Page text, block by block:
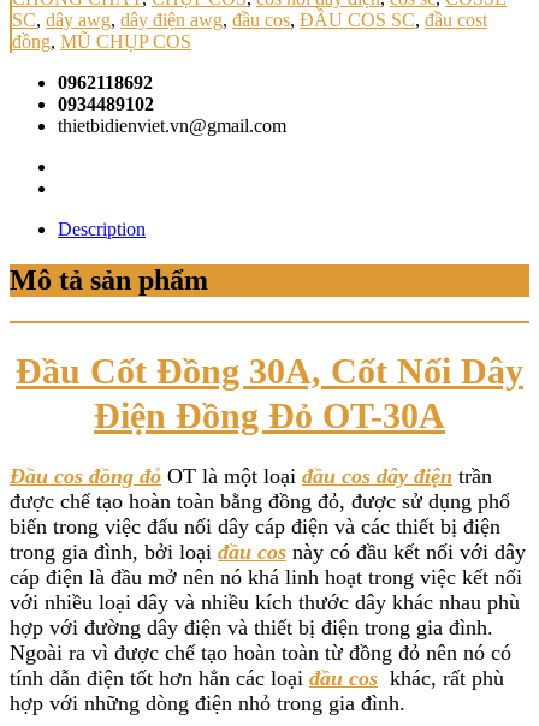
SC, dây awg, dây điện awg, đầu cos, ĐẦU COS SC, đầu cost
đồng, MŨ CHỤP COS
0962118692
0934489102
thietbidienviet.vn@gmail.com
Description
Mô tả sản phẩm
Đầu Cốt Đồng 30A, Cốt Nối Dây
Điện Đồng Đỏ OT-30A
Đầu cos đồng đỏ OT là một loại đầu cos dây điện trần
được chế tạo hoàn toàn bằng đồng đỏ, được sử dụng phổ
biến trong việc đấu nối dây cáp điện và các thiết bị điện
trong gia đình, bởi loại đầu cos này có đầu kết nối với dây
cáp điện là đầu mở nên nó khá linh hoạt trong việc kết nối
với nhiều loại dây và nhiều kích thước dây khác nhau phù
hợp với đường dây điện và thiết bị điện trong gia đình.
Ngoài ra vì được chế tạo hoàn toàn từ đồng đỏ nên nó có
tính dẫn điện tốt hơn hẳn các loại đầu cos khác, rất phù
hợp với những dòng điện nhỏ trong gia đình.